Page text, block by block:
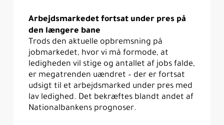
Arbejdsmarkedet fortsat under pres på
den længere bane
Trods den aktuelle opbremsning på
jobmarkedet, hvor vi må formode, at
ledigheden vil stige og antallet af jobs falde,
er megatrenden uændret – der er fortsat
udsigt til et arbejdsmarked under pres med
lav ledighed. Det bekræftes blandt andet af
Nationalbankens prognoser.